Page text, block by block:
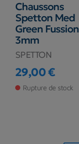
Chaussons
Spetton Med
Green Fussion
3mm
SPETTON
Prix
29,00 €
Rupture de stock